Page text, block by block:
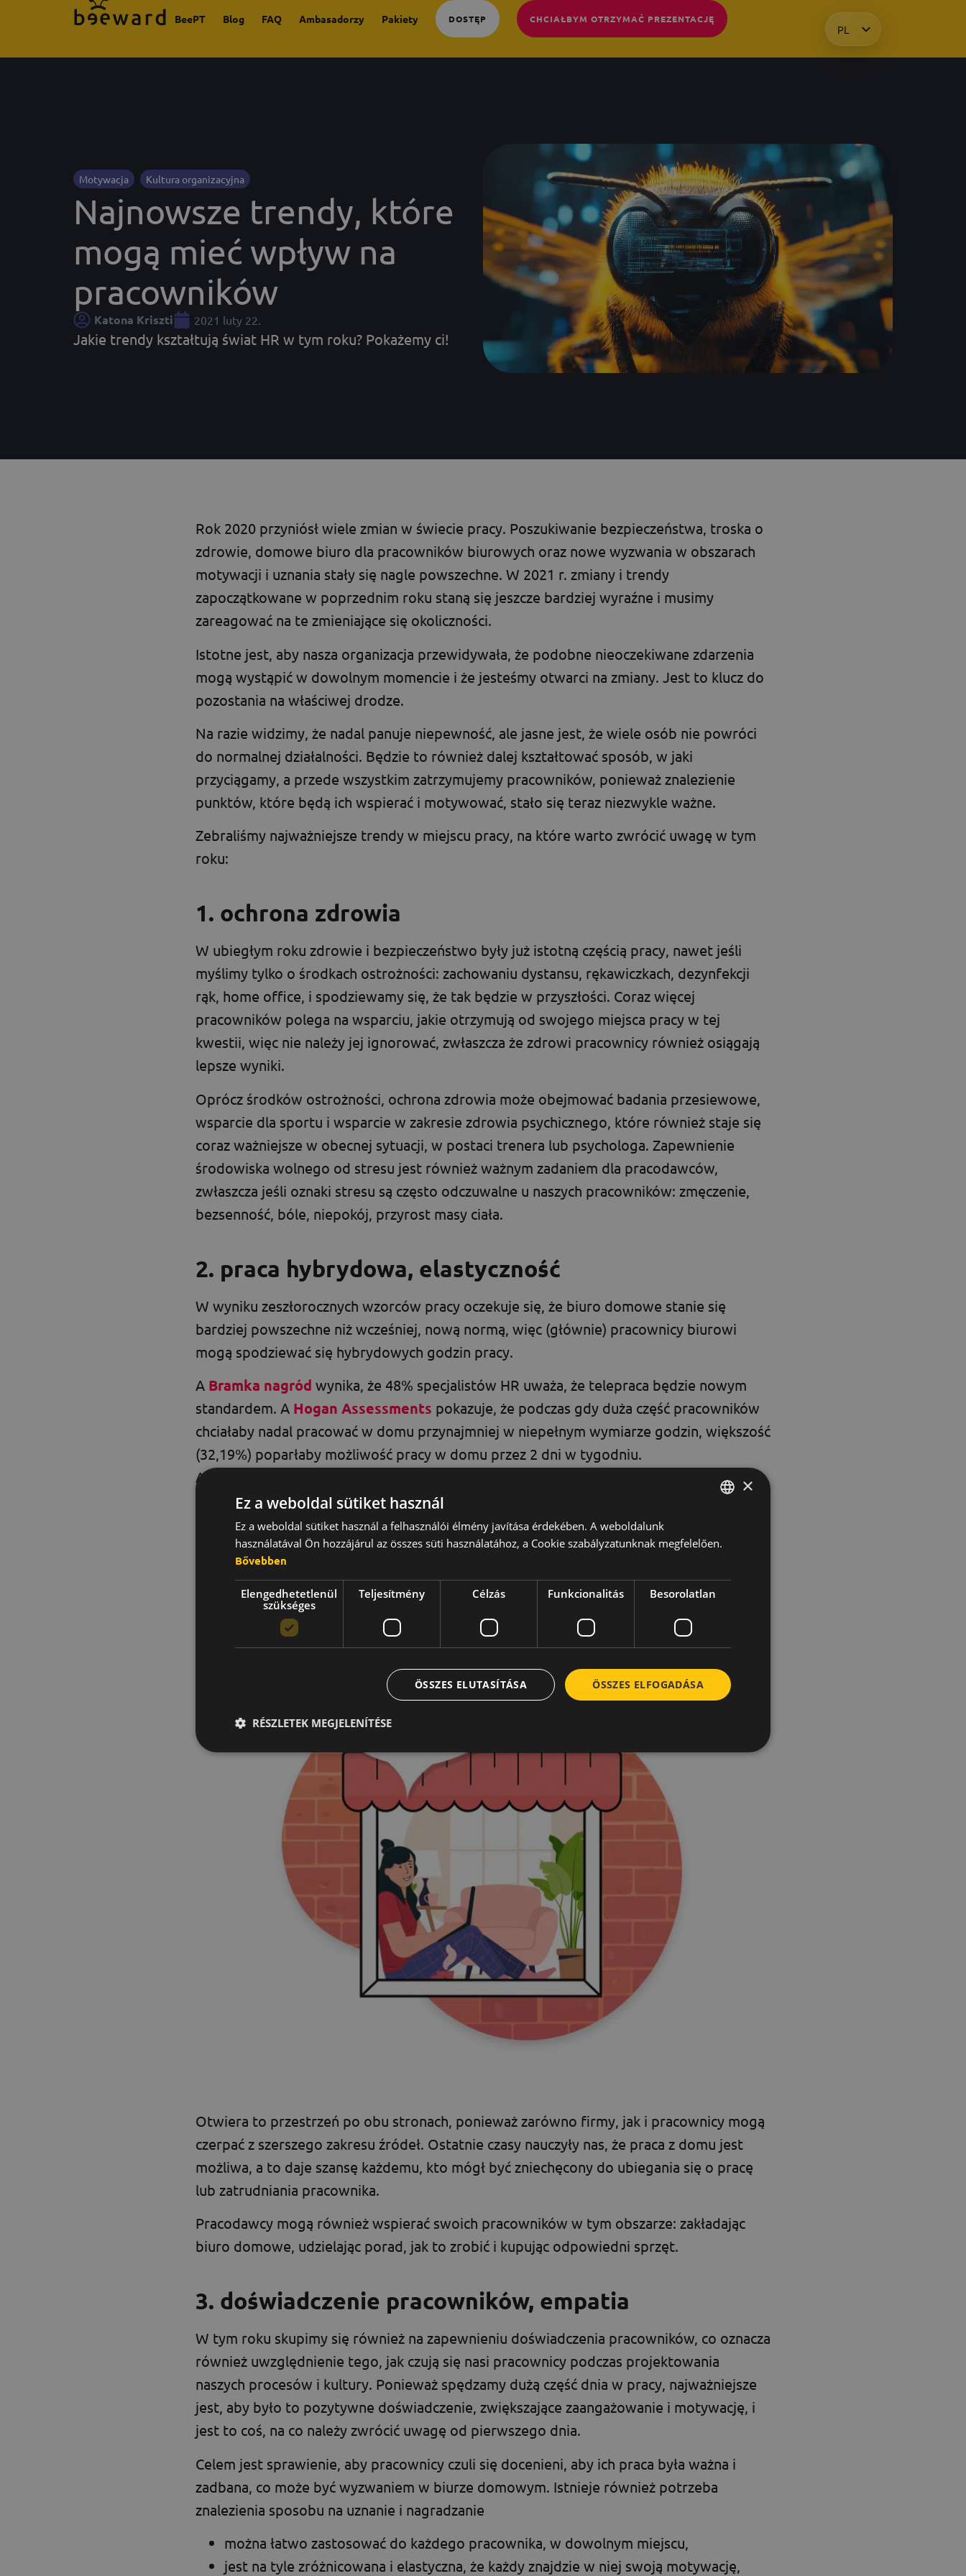
BeePT Blog FAQ Ambasadorzy Pakiety DOSTĘP CHCIAŁBYM OTRZYMAĆ PREZENTACJĘ
PL
HU
Motywacja Kultura organizacyjna
Najnowsze trendy, które
mogą mieć wpływ na
pracowników
Katona Kriszti 2021 luty 22.
Jakie trendy kształtują świat HR w tym roku? Pokażemy ci!
Rok 2020 przyniósł wiele zmian w świecie pracy. Poszukiwanie bezpieczeństwa, troska o
zdrowie, domowe biuro dla pracowników biurowych oraz nowe wyzwania w obszarach
motywacji i uznania stały się nagle powszechne. W 2021 r. zmiany i trendy
zapoczątkowane w poprzednim roku staną się jeszcze bardziej wyraźne i musimy
zareagować na te zmieniające się okoliczności.
Istotne jest, aby nasza organizacja przewidywała, że podobne nieoczekiwane zdarzenia
mogą wystąpić w dowolnym momencie i że jesteśmy otwarci na zmiany. Jest to klucz do
pozostania na właściwej drodze.
Na razie widzimy, że nadal panuje niepewność, ale jasne jest, że wiele osób nie powróci
do normalnej działalności. Będzie to również dalej kształtować sposób, w jaki
przyciągamy, a przede wszystkim zatrzymujemy pracowników, ponieważ znalezienie
punktów, które będą ich wspierać i motywować, stało się teraz niezwykle ważne.
Zebraliśmy najważniejsze trendy w miejscu pracy, na które warto zwrócić uwagę w tym
roku:
1. ochrona zdrowia
W ubiegłym roku zdrowie i bezpieczeństwo były już istotną częścią pracy, nawet jeśli
myślimy tylko o środkach ostrożności: zachowaniu dystansu, rękawiczkach, dezynfekcji
rąk, home office, i spodziewamy się, że tak będzie w przyszłości. Coraz więcej
pracowników polega na wsparciu, jakie otrzymują od swojego miejsca pracy w tej
kwestii, więc nie należy jej ignorować, zwłaszcza że zdrowi pracownicy również osiągają
lepsze wyniki.
Oprócz środków ostrożności, ochrona zdrowia może obejmować badania przesiewowe,
wsparcie dla sportu i wsparcie w zakresie zdrowia psychicznego, które również staje się
coraz ważniejsze w obecnej sytuacji, w postaci trenera lub psychologa. Zapewnienie
środowiska wolnego od stresu jest również ważnym zadaniem dla pracodawców,
zwłaszcza jeśli oznaki stresu są często odczuwalne u naszych pracowników: zmęczenie,
bezsenność, bóle, niepokój, przyrost masy ciała.
2. praca hybrydowa, elastyczność
W wyniku zeszłorocznych wzorców pracy oczekuje się, że biuro domowe stanie się
bardziej powszechne niż wcześniej, nową normą, więc (głównie) pracownicy biurowi
mogą spodziewać się hybrydowych godzin pracy.
A Bramka nagród wynika, że 48% specjalistów HR uważa, że telepraca będzie nowym
standardem. A Hogan Assessments pokazuje, że podczas gdy duża część pracowników
chciałaby nadal pracować w domu przynajmniej w niepełnym wymiarze godzin, większość
(32,19%) poparłaby możliwość pracy w domu przez 2 dni w tygodniu.
A
Respondenci uważają, że są bardziej produktywni w domu, ponieważ jest
tam mniej czynników rozpraszających (74%) i mniej stresu związanego z codziennymi
dojazdami do pracy (71%).
Otwiera to przestrzeń po obu stronach, ponieważ zarówno firmy, jak i pracownicy mogą
czerpać z szerszego zakresu źródeł. Ostatnie czasy nauczyły nas, że praca z domu jest
możliwa, a to daje szansę każdemu, kto mógł być zniechęcony do ubiegania się o pracę
lub zatrudniania pracownika.
Pracodawcy mogą również wspierać swoich pracowników w tym obszarze: zakładając
biuro domowe, udzielając porad, jak to zrobić i kupując odpowiedni sprzęt.
3. doświadczenie pracowników, empatia
W tym roku skupimy się również na zapewnieniu doświadczenia pracowników, co oznacza
również uwzględnienie tego, jak czują się nasi pracownicy podczas projektowania
naszych procesów i kultury. Ponieważ spędzamy dużą część dnia w pracy, najważniejsze
jest, aby było to pozytywne doświadczenie, zwiększające zaangażowanie i motywację, i
jest to coś, na co należy zwrócić uwagę od pierwszego dnia.
Celem jest sprawienie, aby pracownicy czuli się docenieni, aby ich praca była ważna i
zadbana, co może być wyzwaniem w biurze domowym. Istnieje również potrzeba
znalezienia sposobu na uznanie i nagradzanie
można łatwo zastosować do każdego pracownika, w dowolnym miejscu,
jest na tyle zróżnicowana i elastyczna, że każdy znajdzie w niej swoją motywację,
ENGLISH
×
Ez a weboldal sütiket használ
Ez a weboldal sütiket használ a felhasználói élmény javítása érdekében. A weboldalunk
használatával Ön hozzájárul az összes süti használatához, a Cookie szabályzatunknak megfelelően.
Bővebben
Elengedhetetlenül
szükséges
Teljesítmény Célzás Funkcionalitás Besorolatlan
ÖSSZES ELFOGADÁSA
ÖSSZES ELUTASÍTÁSA
RÉSZLETEK MEGJELENÍTÉSE